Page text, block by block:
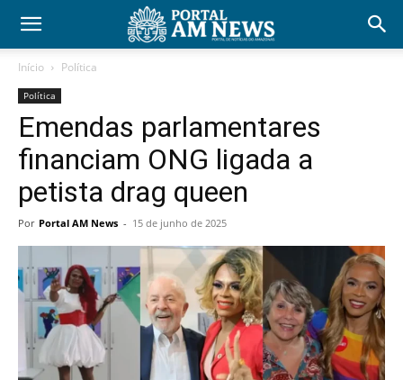
Início Política
Política
Emendas parlamentares
financiam ONG ligada a
petista drag queen
Por Portal AM News - 15 de junho de 2025